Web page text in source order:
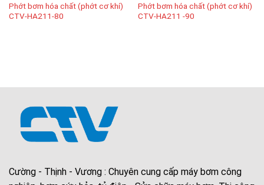
Phớt bơm hóa chất (phớt cơ khí)
CTV-HA211-80
Phớt bơm hóa chất (phớt cơ khí)
CTV-HA211 -90
Cường - Thịnh - Vương : Chuyên cung cấp máy bơm công